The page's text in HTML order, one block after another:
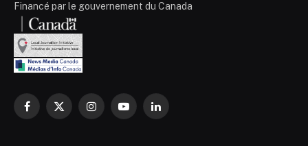
Financé par le gouvernement du Canada
Facebook
X
InstagramYouTubeLinkedIn